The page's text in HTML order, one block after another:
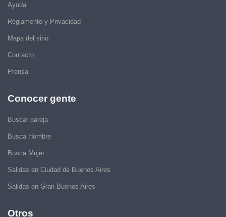
Ayuda
Reglamento y Privacidad
Mapa del sitio
Contacto
Prensa
Conocer gente
Buscar pareja
Busca Hombre
Busca Mujer
Salidas en Ciudad de Buenos Aires
Salidas en Gran Buenos Aires
Otros